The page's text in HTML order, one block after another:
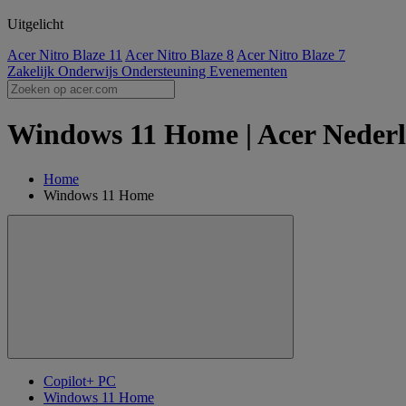
Uitgelicht
Acer Nitro Blaze 11 Acer Nitro Blaze 8 Acer Nitro Blaze 7
Zakelijk Onderwijs Ondersteuning Evenementen
Windows 11 Home | Acer
Home
Windows 11 Home
Copilot+ PC
Windows 11 Home